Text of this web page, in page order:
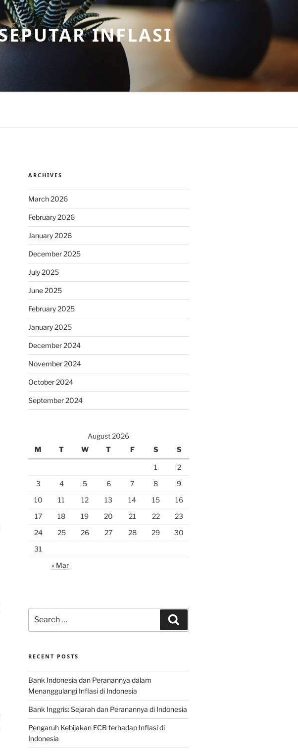
INFLASI
ARCHIVES
March 2026
February 2026
January 2026
December 2025
July 2025
June 2025
February 2025
January 2025
December 2024
November 2024
October 2024
September 2024
August 2026
M
T W T F S S
1
2
3
4 5 6 7 8
9
10
11 12 13 14 15
16
17
18 19 20 21 22
23
24
25 26 27 28 29
30
31
« Mar
for:
RECENT POSTS
Bank Indonesia dan Peranannya dalam
Menanggulangi Inflasi di Indonesia
Bank Inggris: Sejarah dan Peranannya di Indonesia
Pengaruh Kebijakan ECB terhadap Inflasi di
Indonesia